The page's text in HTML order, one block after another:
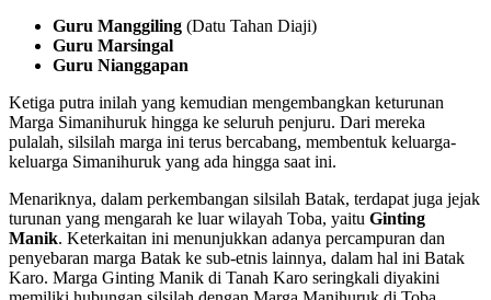
Guru Manggiling (Datu Tahan Diaji)
Guru Marsingal
Guru Nianggapan
Ketiga putra inilah yang kemudian mengembangkan keturunan
Marga Simanihuruk hingga ke seluruh penjuru. Dari mereka
pulalah, silsilah marga ini terus bercabang, membentuk keluarga-
keluarga Simanihuruk yang ada hingga saat ini.
Menariknya, dalam perkembangan silsilah Batak, terdapat juga jejak
turunan yang mengarah ke luar wilayah Toba, yaitu Ginting
Manik. Keterkaitan ini menunjukkan adanya percampuran dan
penyebaran marga Batak ke sub-etnis lainnya, dalam hal ini Batak
Karo. Marga Ginting Manik di Tanah Karo seringkali diyakini